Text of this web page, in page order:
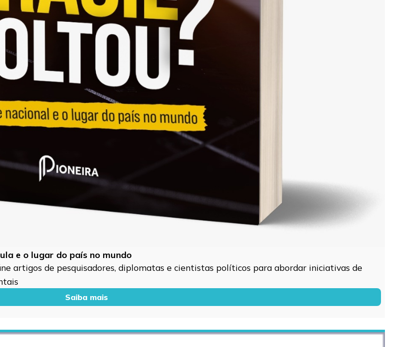
e o lugar do país no mundo
artigos de pesquisadores, diplomatas e cientistas políticos para abordar iniciativas de
Saiba mais